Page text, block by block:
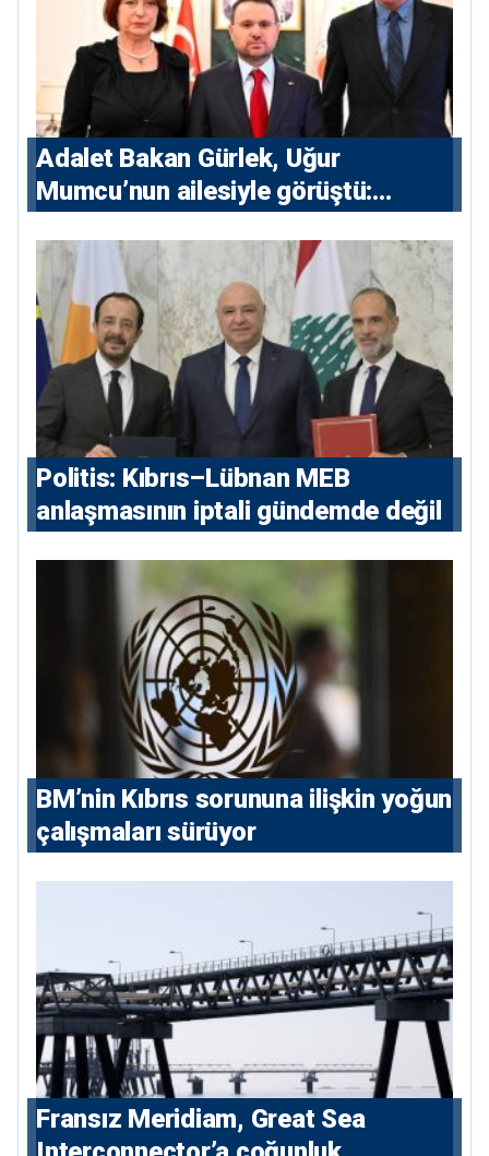
Adalet Bakan Gürlek, Uğur
Mumcu’nun ailesiyle görüştü:
devlet isterse her olayı ortaya
çıkarır”
Politis: Kıbrıs–Lübnan MEB
anlaşmasının iptali gündemde değil
BM’nin Kıbrıs sorununa ilişkin yoğun
çalışmaları sürüyor
Fransız Meridiam, Great Sea